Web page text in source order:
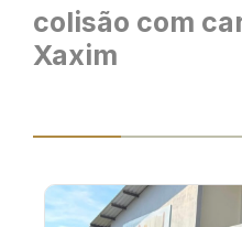
colisão com
Xaxim